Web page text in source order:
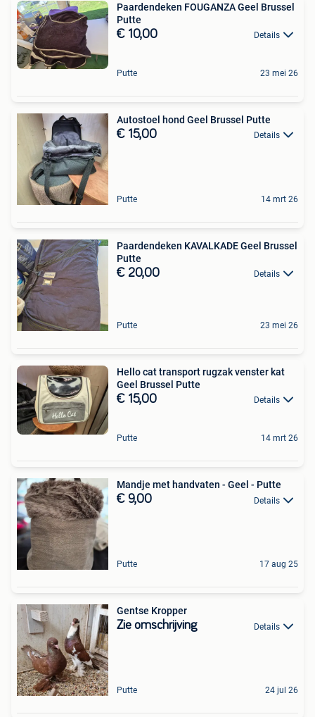
Paardendeken FOUGANZA Geel Brussel
Putte
€ 10,00 Details
Putte 23 mei 26
Autostoel hond Geel Brussel Putte
€ 15,00 Details
Putte 14 mrt 26
Paardendeken KAVALKADE Geel Brussel
Putte
€ 20,00 Details
Putte 23 mei 26
Hello cat transport rugzak venster kat
Geel Brussel Putte
€ 15,00 Details
Putte 14 mrt 26
Mandje met handvaten - Geel - Putte
€ 9,00 Details
Putte 17 aug 25
Gentse Kropper
Zie omschrijving Details
Putte 24 jul 26